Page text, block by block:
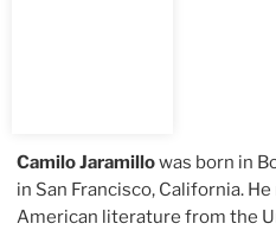
Camilo Jaramillowas born in
in San Francisco, California.
American literature from the